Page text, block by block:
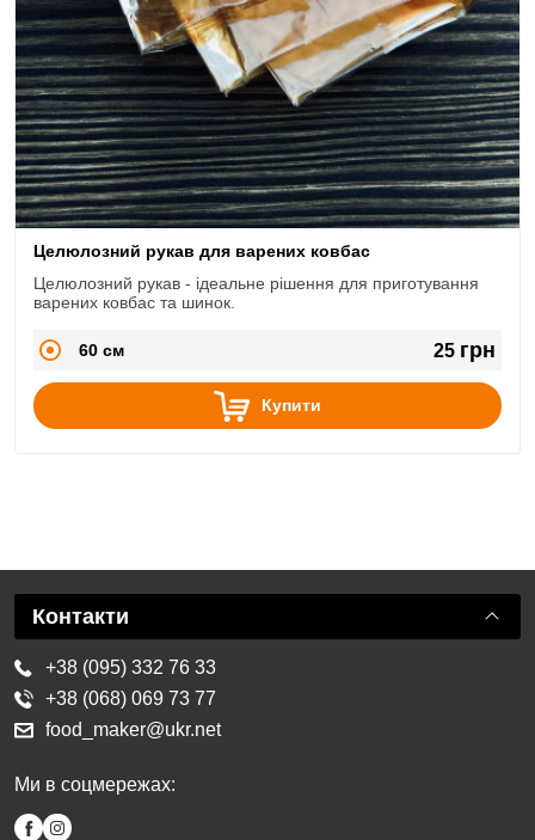
Целюлозний рукав для варених ковбас
Целюлозний рукав - ідеальне рішення для приготування
варених ковбас та шинок.
60 см 25 грн
Купити
Контакти
+38 (095) 332 76 33
+38 (068) 069 73 77
food_maker@ukr.net
Ми в соцмережах: